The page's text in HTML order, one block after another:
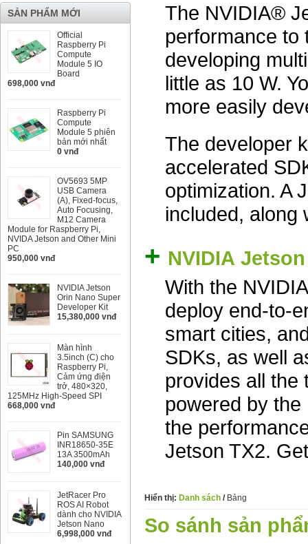
SẢN PHẨM MỚI
Official
Raspberry Pi
Compute
Module 5 IO
Board
698,000 vnđ
Raspberry Pi
Compute
Module 5 phiên
bản mới nhất
0 vnđ
OV5693 5MP
USB Camera
(A), Fixed-focus,
Auto Focusing,
M12 Camera
Module for Raspberry Pi,
NVIDA Jetson and Other Mini
PC
950,000 vnđ
NVIDIA Jetson
Orin Nano Super
Developer Kit
15,380,000 vnđ
Màn hình
3.5inch (C) cho
Raspberry Pi,
Cảm ứng điện
trở, 480×320,
125MHz High-Speed SPI
668,000 vnđ
Pin SAMSUNG
INR18650-35E
13A 3500mAh
140,000 vnđ
JetRacer Pro
ROS AI Robot
dành cho NVIDIA
Jetson Nano
6,998,000 vnđ
The NVIDIA®
performance to
developing
little as 10 W.
more easily
The developer
accelerated
optimization. A
included, along
+ NVIDIA
With the
deploy end-to-
smart cities,
SDKs, as well
provides all the
powered by
the
Jetson TX2.
Hiển thị: Danh sách /Bảng
So sánh sản